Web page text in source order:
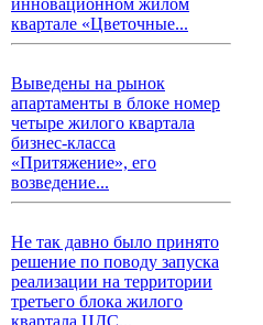
инновационном жилом
квартале «Цветочные...
Выведены на рынок
апартаменты в блоке номер
четыре жилого квартала
бизнес-класса
«Притяжение», его
возведение...
Не так давно было принято
решение по поводу запуска
реализации на территории
третьего блока жилого
квартала ЦДС...